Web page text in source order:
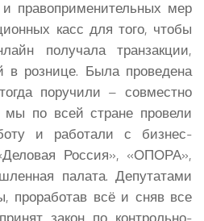
и правоприменительных мер
касс для того, чтобы
получала транзакции,
в рознице. Была проведена
поручили – совместно
по всей стране провели
и работали с бизнес-
Россия», «ОПОРА»,
палата. Депутатами
проработав всё и сняв все